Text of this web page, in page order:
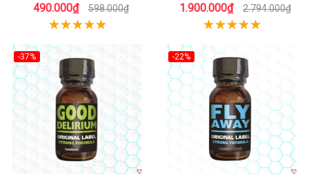
490.000₫ 598.000₫ 1.900.000₫ 2.794.000₫
-37% -22%